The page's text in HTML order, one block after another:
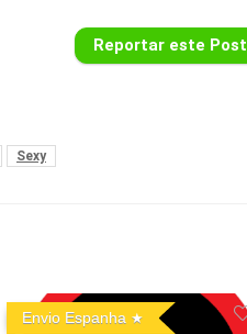
Reportar este Post
Sexy
Envio Espanha